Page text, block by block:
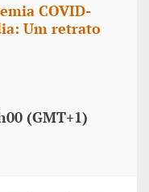
COVID-
Um retrato
(GMT+1)